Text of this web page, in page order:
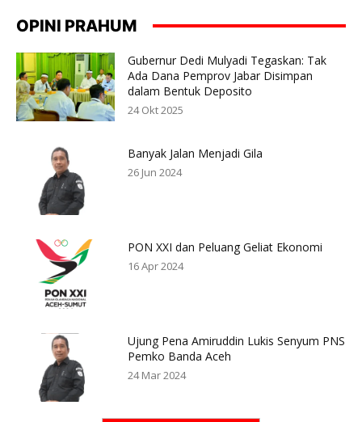
OPINI PRAHUM
Gubernur Dedi Mulyadi Tegaskan: Tak
Ada Dana Pemprov Jabar Disimpan
dalam Bentuk Deposito
24 Okt 2025
Banyak Jalan Menjadi Gila
26 Jun 2024
PON XXI dan Peluang Geliat Ekonomi
16 Apr 2024
Ujung Pena Amiruddin Lukis Senyum PNS
Pemko Banda Aceh
24 Mar 2024